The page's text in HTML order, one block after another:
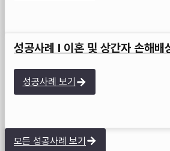
성공사례 I 이혼 및 상간자 손해배
성공사례 보기
모든 성공사례 보기